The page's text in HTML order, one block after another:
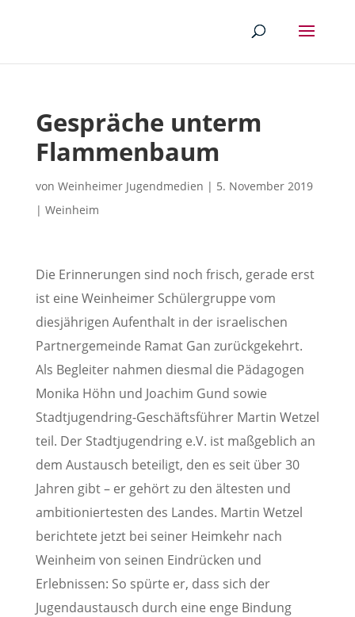
Gespräche unterm
Flammenbaum
von Weinheimer Jugendmedien | 5. November 2019
| Weinheim
Die Erinnerungen sind noch frisch, gerade erst
ist eine Weinheimer Schülergruppe vom
diesjährigen Aufenthalt in der israelischen
Partnergemeinde Ramat Gan zurückgekehrt.
Als Begleiter nahmen diesmal die Pädagogen
Monika Höhn und Joachim Gund sowie
Stadtjugendring-Geschäftsführer Martin Wetzel
teil. Der Stadtjugendring e.V. ist maßgeblich an
dem Austausch beteiligt, den es seit über 30
Jahren gibt – er gehört zu den ältesten und
ambitioniertesten des Landes. Martin Wetzel
berichtete jetzt bei seiner Heimkehr nach
Weinheim von seinen Eindrücken und
Erlebnissen: So spürte er, dass sich der
Jugendaustausch durch eine enge Bindung